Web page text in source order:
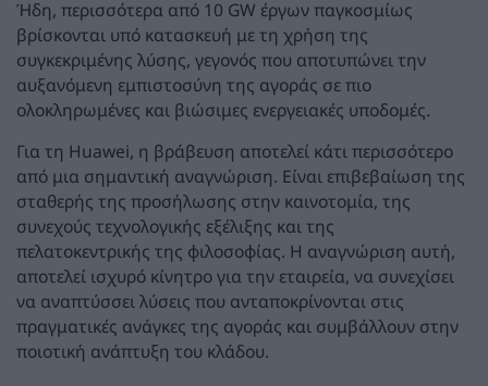
Ήδη, περισσότερα από 10 GW έργων παγκοσμίως
βρίσκονται υπό κατασκευή με τη χρήση της
συγκεκριμένης λύσης, γεγονός που αποτυπώνει την
αυξανόμενη εμπιστοσύνη της αγοράς σε πιο
ολοκληρωμένες και βιώσιμες ενεργειακές υποδομές.
Για τη Huawei, η βράβευση αποτελεί κάτι περισσότερο
από μια σημαντική αναγνώριση. Είναι επιβεβαίωση της
σταθερής της προσήλωσης στην καινοτομία, της
συνεχούς τεχνολογικής εξέλιξης και της
πελατοκεντρικής της φιλοσοφίας. Η αναγνώριση αυτή,
αποτελεί ισχυρό κίνητρο για την εταιρεία, να συνεχίσει
να αναπτύσσει λύσεις που ανταποκρίνονται στις
πραγματικές ανάγκες της αγοράς και συμβάλλουν στην
ποιοτική ανάπτυξη του κλάδου.